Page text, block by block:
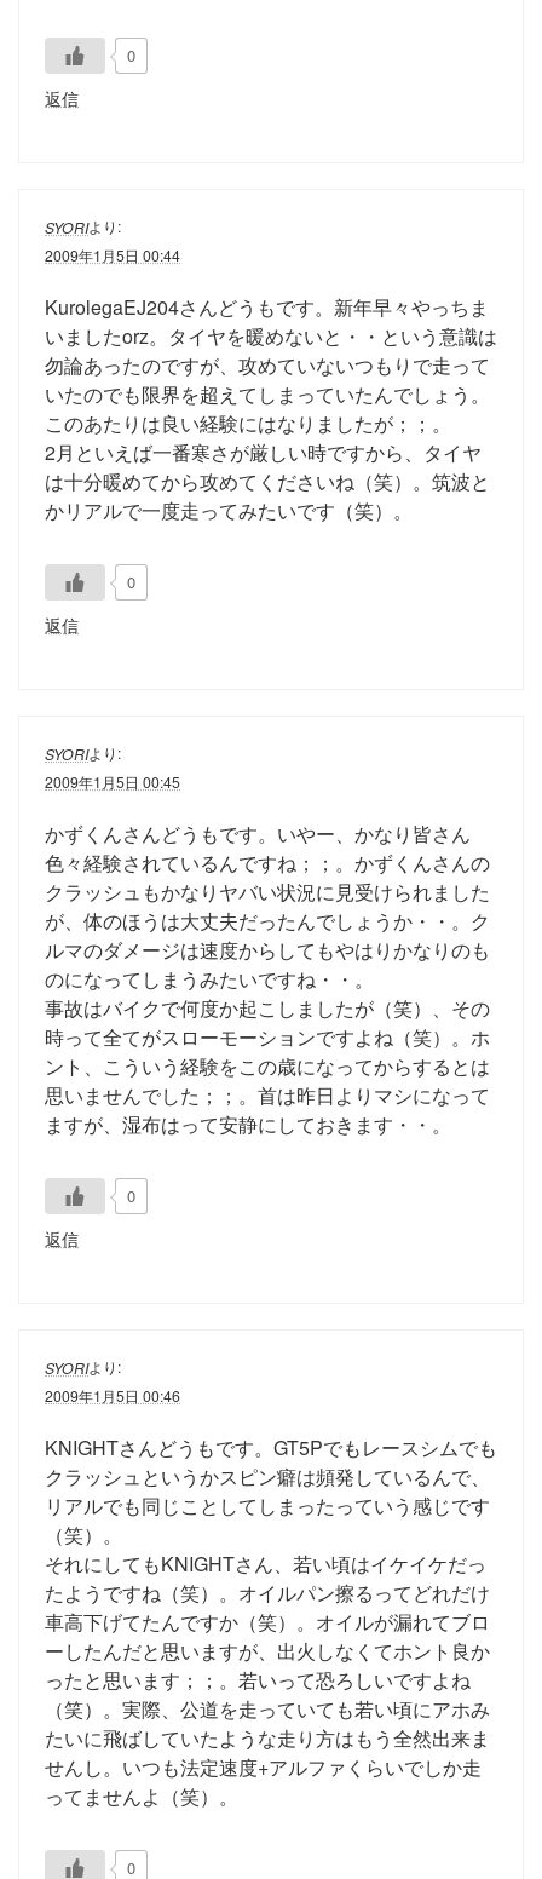
0
返信
SYORIより:
2009年1月5日 00:44
KurolegaEJ204さんどうもです。新年早々やっちま
いましたorz。タイヤを暖めないと・・という意識は
勿論あったのですが、攻めていないつもりで走って
いたのでも限界を超えてしまっていたんでしょう。
このあたりは良い経験にはなりましたが；；。
2月といえば一番寒さが厳しい時ですから、タイヤ
は十分暖めてから攻めてくださいね（笑）。筑波と
かリアルで一度走ってみたいです（笑）。
0
返信
SYORIより:
2009年1月5日 00:45
かずくんさんどうもです。いやー、かなり皆さん
色々経験されているんですね；；。かずくんさんの
クラッシュもかなりヤバい状況に見受けられました
が、体のほうは大丈夫だったんでしょうか・・。ク
ルマのダメージは速度からしてもやはりかなりのも
のになってしまうみたいですね・・。
事故はバイクで何度か起こしましたが（笑）、その
時って全てがスローモーションですよね（笑）。ホ
ント、こういう経験をこの歳になってからするとは
思いませんでした；；。首は昨日よりマシになって
ますが、湿布はって安静にしておきます・・。
0
返信
SYORIより:
2009年1月5日 00:46
KNIGHTさんどうもです。GT5Pでもレースシムでも
クラッシュというかスピン癖は頻発しているんで、
リアルでも同じことしてしまったっていう感じです
（笑）。
それにしてもKNIGHTさん、若い頃はイケイケだっ
たようですね（笑）。オイルパン擦るってどれだけ
車高下げてたんですか（笑）。オイルが漏れてブロ
ーしたんだと思いますが、出火しなくてホント良か
ったと思います；；。若いって恐ろしいですよね
（笑）。実際、公道を走っていても若い頃にアホみ
たいに飛ばしていたような走り方はもう全然出来ま
せんし。いつも法定速度+アルファくらいでしか走
ってませんよ（笑）。
0